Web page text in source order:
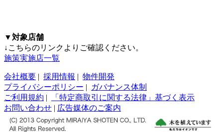
▼対象店舗
↓こちらのリンクよりご確認ください。
施策実施店一覧
会社概要 | 採用情報 | 物件開発
プライバシーポリシー |
ガバナンス体制
ご利用規約 |
「特定商取引に関する法律」基づく表示
お問い合わせ | 広告媒体のご案内